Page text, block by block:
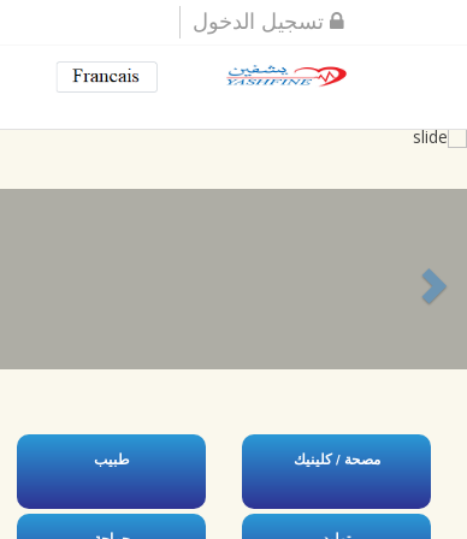
تسجيل الدخول
Next
مصحة / كلينيك طبيب